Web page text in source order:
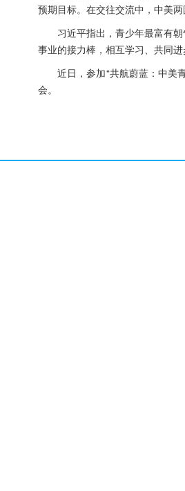
预期目标。在交往交流中，中美
习近平指出，青少年最富有
事业的接力棒，相互学习、共同
近日，参加“共航蔚蓝：中美
会。